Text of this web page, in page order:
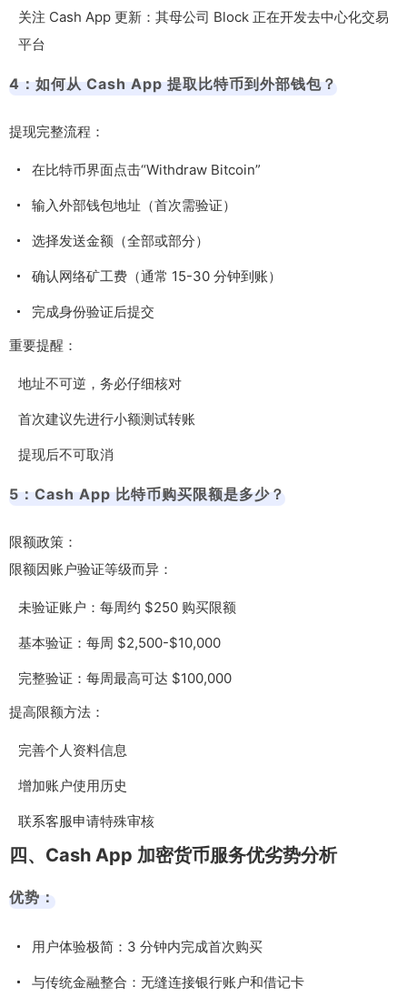
关注 Cash App 更新：其母公司 Block 正在开发去中心化交易
平台
4：如何从 Cash App 提取比特币到外部钱包？
提现完整流程：
在比特币界面点击“Withdraw Bitcoin”
输入外部钱包地址（首次需验证）
选择发送金额（全部或部分）
确认网络矿工费（通常 15-30 分钟到账）
完成身份验证后提交
重要提醒：
地址不可逆，务必仔细核对
首次建议先进行小额测试转账
提现后不可取消
5：Cash App 比特币购买限额是多少？
限额政策：
限额因账户验证等级而异：
未验证账户：每周约 $250 购买限额
基本验证：每周 $2,500-$10,000
完整验证：每周最高可达 $100,000
提高限额方法：
完善个人资料信息
增加账户使用历史
联系客服申请特殊审核
四、Cash App 加密货币服务优劣势分析
优势：
用户体验极简：3 分钟内完成首次购买
与传统金融整合：无缝连接银行账户和借记卡